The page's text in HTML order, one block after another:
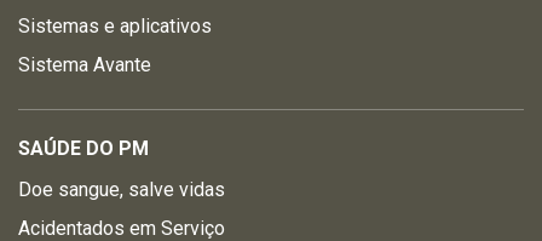
Sistemas e aplicativos
Sistema Avante
SAÚDE DO PM
Doe sangue, salve vidas
Acidentados em Serviço